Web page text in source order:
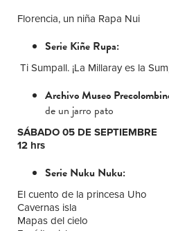
Florencia, un niña Rapa Nui
Serie Kiñe Rupa:
Ti Sumpall. ¡La Millaray es la
Archivo Museo
de un jarro pato
SÁBADO 05 DE SEPTIEMBRE
12 hrs
Serie Nuku Nuku:
El cuento de la princesa Uho
Cavernas isla
Mapas del cielo